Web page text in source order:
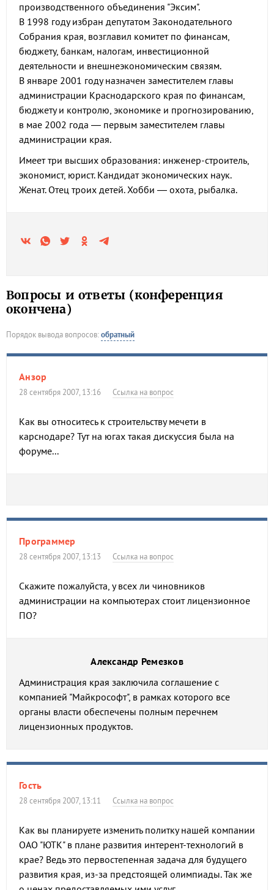
производственного объединения "Эксим".
В 1998 году избран депутатом Законодательного
Собрания края, возглавил комитет по финансам,
бюджету, банкам, налогам, инвестиционной
деятельности и внешнеэкономическим связям.
В январе 2001 году назначен заместителем главы
администрации Краснодарского края по финансам,
бюджету и контролю, экономике и прогнозированию,
в мае 2002 года — первым заместителем главы
администрации края.
Имеет три высших образования: инженер-строитель,
экономист, юрист. Кандидат экономических наук.
Женат. Отец троих детей. Хобби — охота, рыбалка.
Вопросы и ответы (конференция
окончена)
Порядок вывода вопросов:обратный
Анзор
28 сентября 2007, 13:16 Ссылка на вопрос
Как вы относитесь к строительству мечети в
карснодаре? Тут на югах такая дискуссия была на
форуме...
Программер
28 сентября 2007, 13:13 Ссылка на вопрос
Скажите пожалуйста, у всех ли чиновников
администрации на компьютерах стоит лицензионное
ПО?
Александр Ремезков
Администрация края заключила соглашение с
компанией "Майкрософт", в рамках которого все
органы власти обеспечены полным перечнем
лицензионных продуктов.
Гость
28 сентября 2007, 13:11 Ссылка на вопрос
Как вы планируете изменить политку нашей компании
ОАО "ЮТК" в плане развития интерент-технологий в
крае? Ведь это первостепенная задача для будущего
развития края, из-за предстоящей олимпиады. Так же